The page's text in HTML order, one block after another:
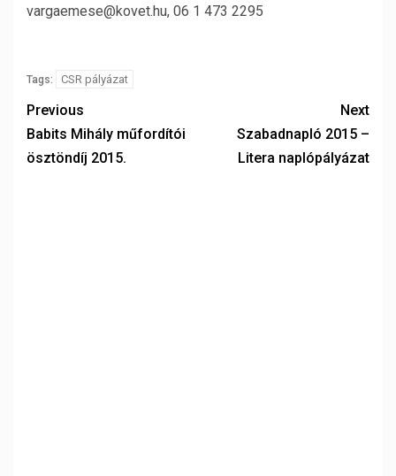
vargaemese@kovet.hu, 06 1 473 2295
Tags: CSR pályázat
Previous
Babits Mihály műfordítói
ösztöndíj 2015.
Next
Szabadnapló 2015 –
Litera naplópályázat